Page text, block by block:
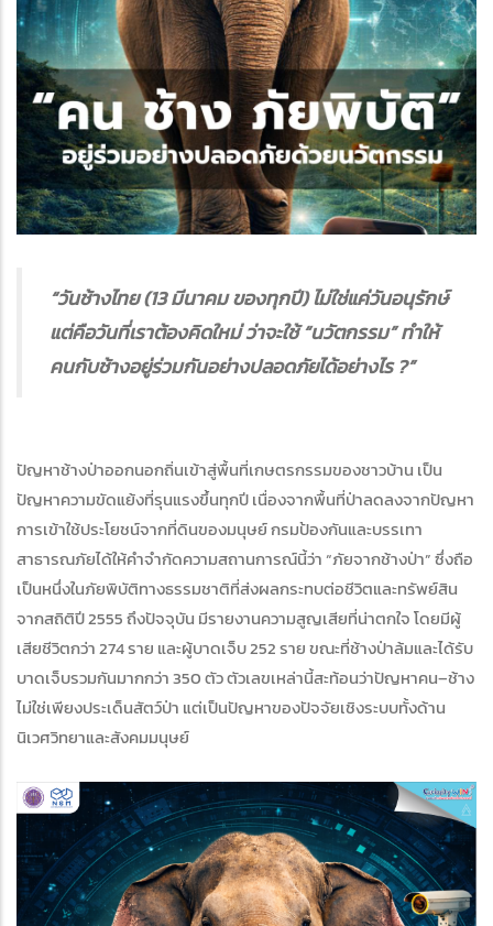
“วันช้างไทย (13 มีนาคม ของทุกปี) ไม่ใช่แค่วันอนุรักษ์
แต่คือวันที่เราต้องคิดใหม่ ว่าจะใช้ “นวัตกรรม” ทำให้
คนกับช้างอยู่ร่วมกันอย่างปลอดภัยได้อย่างไร ?”
ปัญหาช้างป่าออกนอกถิ่นเข้าสู่พื้นที่เกษตรกรรมของชาวบ้าน เป็น
ปัญหาความขัดแย้งที่รุนแรงขึ้นทุกปี เนื่องจากพื้นที่ป่าลดลงจากปัญหา
การเข้าใช้ประโยชน์จากที่ดินของมนุษย์ กรมป้องกันและบรรเทา
สาธารณภัยได้ให้คำจำกัดความสถานการณ์นี้ว่า “ภัยจากช้างป่า” ซึ่งถือ
เป็นหนึ่งในภัยพิบัติทางธรรมชาติที่ส่งผลกระทบต่อชีวิตและทรัพย์สิน
จากสถิติปี 2555 ถึงปัจจุบัน มีรายงานความสูญเสียที่น่าตกใจ โดยมีผู้
เสียชีวิตกว่า 274 ราย และผู้บาดเจ็บ 252 ราย ขณะที่ช้างป่าล้มและได้รับ
บาดเจ็บรวมกันมากกว่า 350 ตัว ตัวเลขเหล่านี้สะท้อนว่าปัญหาคน–ช้าง
ไม่ใช่เพียงประเด็นสัตว์ป่า แต่เป็นปัญหาของปัจจัยเชิงระบบทั้งด้าน
นิเวศวิทยาและสังคมมนุษย์